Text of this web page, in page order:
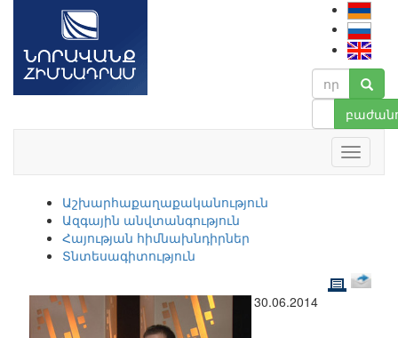
Աշխարհաքաղաքականություն
Ազգային անվտանգություն
Հայության հիմնախնդիրներ
Տնտեսագիտություն
30.06.2014